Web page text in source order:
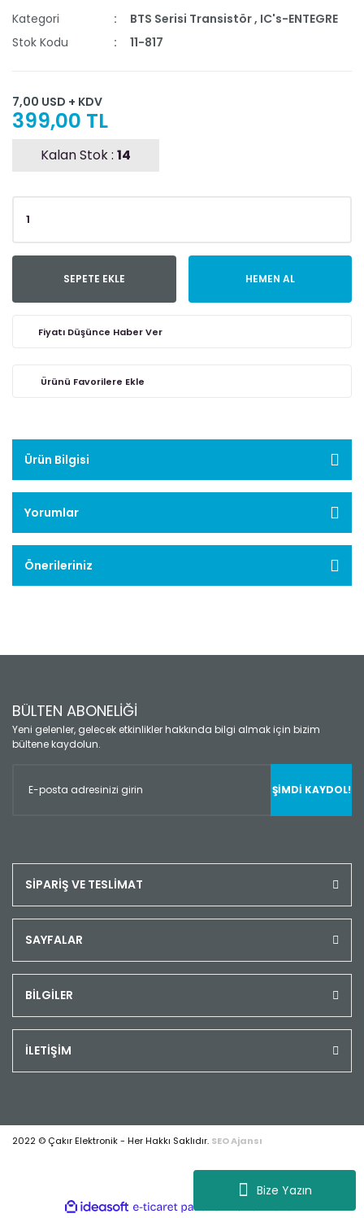
Bize Yazın
Kategori BTS Serisi Transistör, IC's-ENTEGRE
Stok Kodu
11-817
7,00 USD + KDV
399,00 TL
Kalan Stok : 14
SEPETE EKLE HEMEN AL
Fiyatı Düşünce Haber Ver
Ürün Bilgisi
Yorumlar
Önerileriniz
BÜLTEN ABONELİĞİ
Yeni gelenler, gelecek etkinlikler hakkında bilgi almak için bizim
bültene kaydolun.
ŞİMDİ KAYDOL!
SİPARİŞ VE TESLİMAT
SAYFALAR
BİLGİLER
İLETİŞİM
2022 © Çakır Elektronik - Her Hakkı Saklıdır. SEO Ajansı
ideasoft